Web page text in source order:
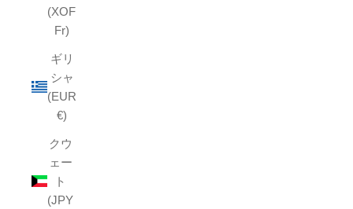
(XOF
Fr)
ギリ
シャ
(EUR
€)
クウ
ェー
ト
(JPY